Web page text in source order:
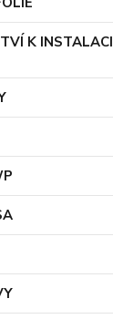
K INSTALACI